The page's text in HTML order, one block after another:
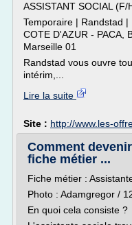
ASSISTANT SOCIAL (F/
Temporaire | Randstad |
COTE D'AZUR - PACA,
Marseille 01
Randstad vous ouvre
intérim,...
Lire la suite
Site : http://www.les-
Comment
fiche métier ...
Fiche métier :
Photo : Adamgregor /
En quoi cela consiste ?